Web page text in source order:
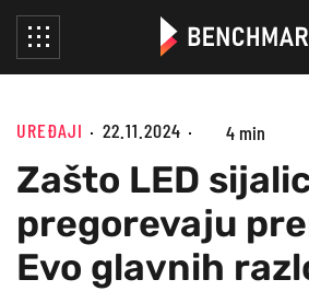
UREĐAJI 22.11.2024 4 min
Zašto LED
pregorevaju
Evo glavnih